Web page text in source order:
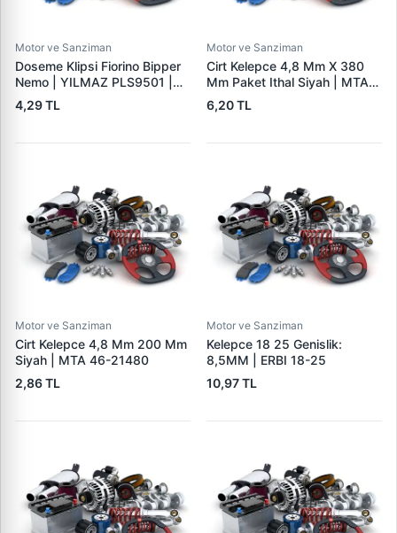
Motor ve Sanziman
Doseme Klipsi Fiorino Bipper
Nemo | YILMAZ PLS9501 |
OEM 46835626
4,29 TL
Motor ve Sanziman
Cirt Kelepce 4,8 Mm X 380
Mm Paket Ithal Siyah | MTA
46-21510
6,20 TL
Motor ve Sanziman
Cirt Kelepce 4,8 Mm 200 Mm
Siyah | MTA 46-21480
2,86 TL
Motor ve Sanziman
Kelepce 18 25 Genislik:
8,5MM | ERBI 18-25
10,97 TL